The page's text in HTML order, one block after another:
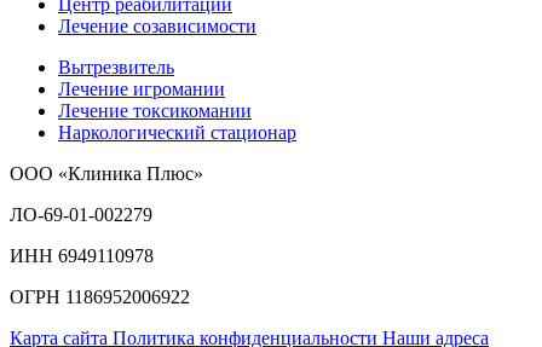
Лечение созависимости
Вытрезвитель
Лечение игромании
Лечение токсикомании
Наркологический стационар
ООО «Клиника Плюс»
ЛО-69-01-002279
ИНН 6949110978
ОГРН 1186952006922
Карта сайта Политика конфиденциальности Наши адреса